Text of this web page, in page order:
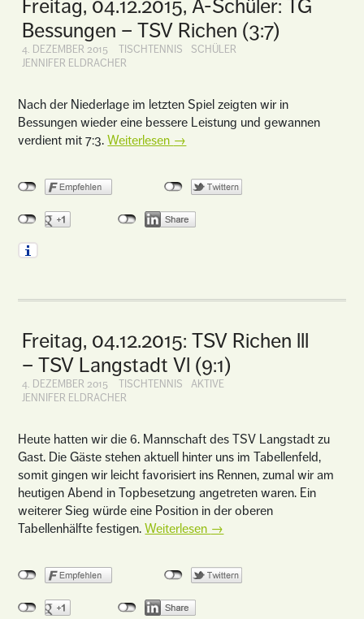
Freitag, 04.12.2015, A-Schüler: TG
Bessungen – TSV Richen (3:7)
4. DEZEMBER 2015 TISCHTENNIS
SCHÜLER
JENNIFER ELDRACHER
Nach der Niederlage im letzten Spiel zeigten wir in
Bessungen wieder eine bessere Leistung und gewannen
verdient mit 7:3.Weiterlesen →
Freitag, 04.12.2015: TSV Richen lll
– TSV Langstadt Vl (9:1)
4. DEZEMBER 2015 TISCHTENNIS
AKTIVE
JENNIFER ELDRACHER
Heute hatten wir die 6. Mannschaft des TSV Langstadt zu
Gast. Die Gäste stehen aktuell hinter uns im Tabellenfeld,
somit gingen wir leicht favorisiert ins Rennen, zumal wir am
heutigen Abend in Topbesetzung angetreten waren. Ein
weiterer Sieg würde eine Position in der oberen
Tabellenhälfte festigen.Weiterlesen →